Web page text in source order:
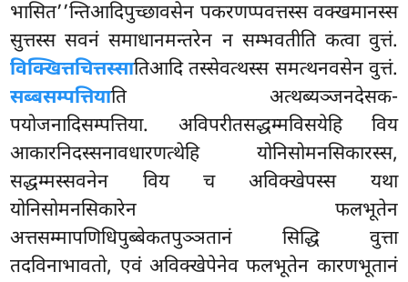
भासित’’न्तिआदिपुच्छावसेन पकरणप्पवत्तस्स वक्खमानस्स
सुत्तस्स सवनं समाधानमन्तरेन न सम्भवतीति कत्वा वुत्तं.
विक्खित्तचित्तस्सातिआदि तस्सेवत्थस्स समत्थनवसेन वुत्तं.
सब्बसम्पत्तियाति अत्थब्यञ्जनदेसक-
पयोजनादिसम्पत्तिया. अविपरीतसद्धम्मविसयेहि विय
आकारनिदस्सनावधारणत्थेहि योनिसोमनसिकारस्स,
सद्धम्मस्सवनेन विय च अविक्खेपस्स यथा
योनिसोमनसिकारेन फलभूतेन
अत्तसम्मापणिधिपुब्बेकतपुञ्ञतानं सिद्धि वुत्ता
तदविनाभावतो, एवं अविक्खेपेनेव फलभूतेन कारणभूतानं